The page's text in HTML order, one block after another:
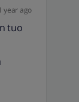
year ago
tuo